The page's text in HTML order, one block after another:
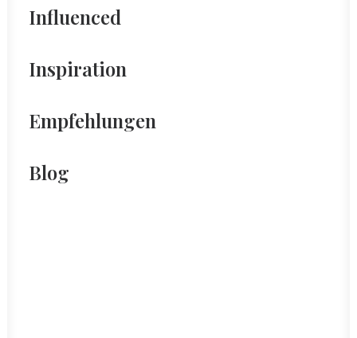
Influenced
Inspiration
Empfehlungen
Blog